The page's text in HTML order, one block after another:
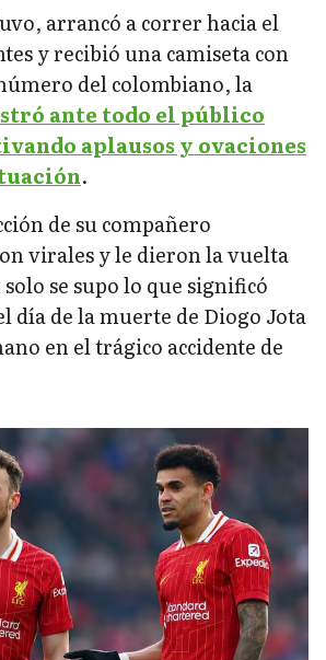
arrancó a correr hacia el
y recibió una camiseta con
del colombiano, la
ante todo el público
aplausos y ovaciones
.
de su compañero
virales y le dieron la vuelta
se supo lo que significó
día de la muerte de Diogo Jota
en el trágico accidente de